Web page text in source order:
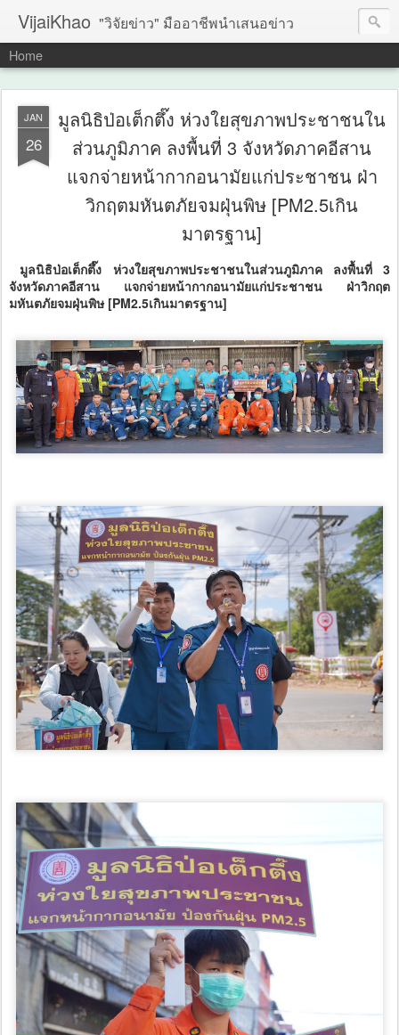
VijaiKhao "วิจัยข่าว" มืออาชีพนำเสนอข่าว
Home
JAN
26
มูลนิธิป่อเต็กตึ๊ง ห่วงใยสุขภาพประชาชนใน
ส่วนภูมิภาค ลงพื้นที่ 3 จังหวัดภาคอีสาน
แจกจ่ายหน้ากากอนามัยแก่ประชาชน ฝ่า
วิกฤตมหันตภัยจมฝุ่นพิษ [PM2.5เกิน
มาตรฐาน]
มูลนิธิป่อเต็กตึ๊ง ห่วงใยสุขภาพประชาชนในส่วนภูมิภาค ลงพื้นที่ 3
จังหวัดภาคอีสาน แจกจ่ายหน้ากากอนามัยแก่ประชาชน ฝ่าวิกฤต
มหันตภัยจมฝุ่นพิษ [PM2.5เกินมาตรฐาน]